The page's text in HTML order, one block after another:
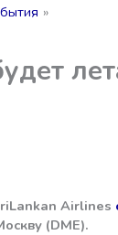
Airlines
(DME).